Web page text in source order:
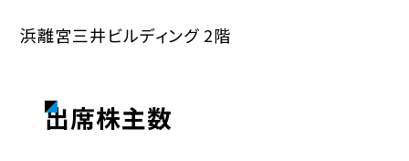
浜離宮三井ビルディング 2階
出席株主数